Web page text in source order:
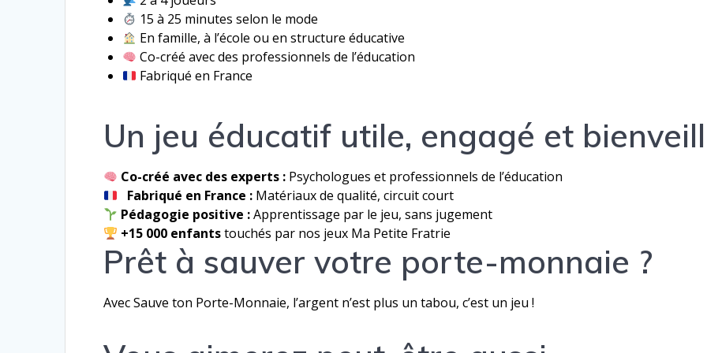
15 à 25 minutes selon le mode
En famille, à l’école ou en structure éducative
Co-créé avec des professionnels de l’éducation
Fabriqué en France
Un jeu éducatif utile, engagé et
Co-créé avec des experts : Psychologues et professionnels de l’éducation
Fabriqué en France : Matériaux de qualité, circuit court
Pédagogie positive :Apprentissage par le jeu, sans jugement
+15 000 enfantstouchés par nos jeux Ma Petite Fratrie
Prêt à sauver votre porte-monnaie ?
Avec Sauve ton Porte-Monnaie, l’argent n’est plus un tabou, c’est un jeu !